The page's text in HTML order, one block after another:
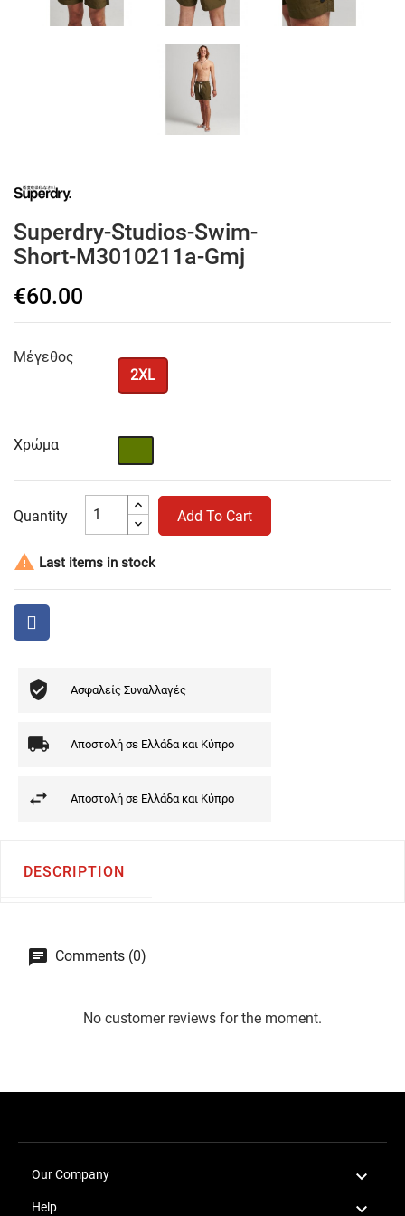
Superdry-Studios-Swim-
Short-M3010211a-Gmj
€60.00
Μέγεθος
2XL
Χρώμα
Quantity Add To Cart
 Last items in stock
Ασφαλείς Συναλλαγές
Αποστολή σε Ελλάδα και Κύπρο
Αποστολή σε Ελλάδα και Κύπρο
DESCRIPTION
Comments (0)
No customer reviews for the moment.
Our Company 
Help 